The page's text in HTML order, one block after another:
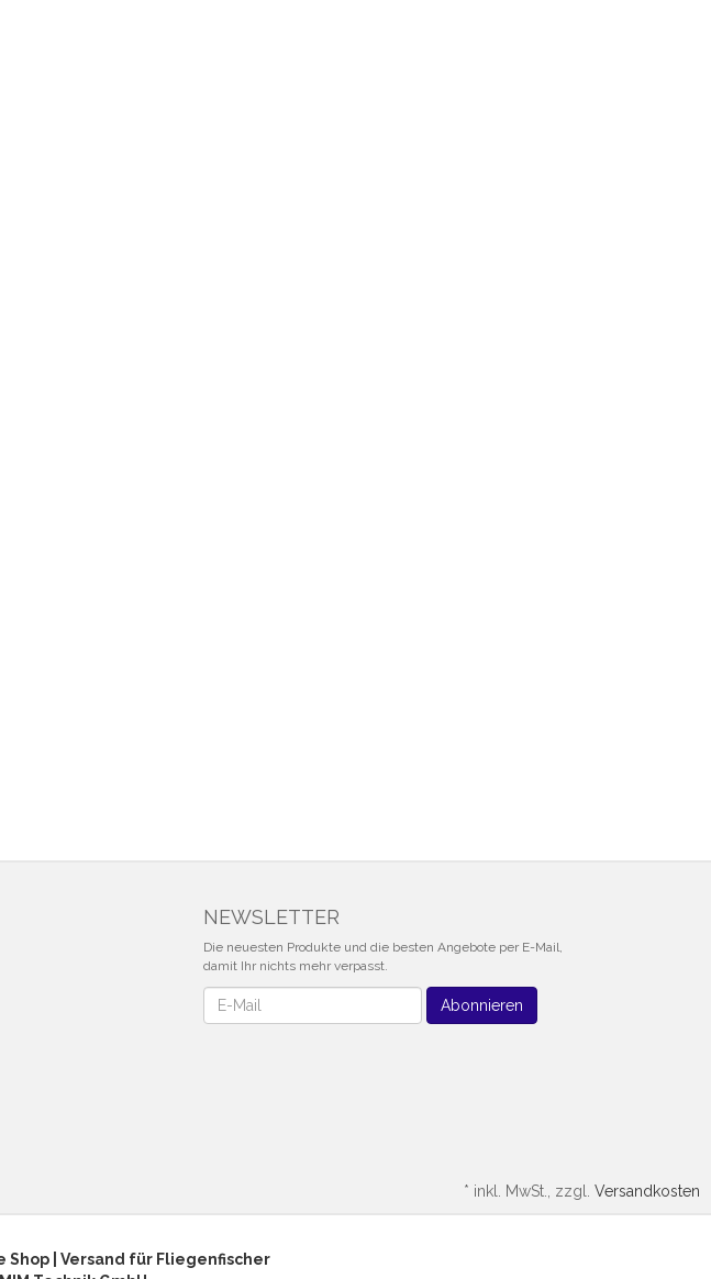
NEWSLETTER
Die neuesten Produkte und die besten Angebote per E-Mail,
damit Ihr nichts mehr verpasst.
Newsletter Abonnieren
* inkl. MwSt., zzgl. Versandkosten
| Versand für Fliegenfischer